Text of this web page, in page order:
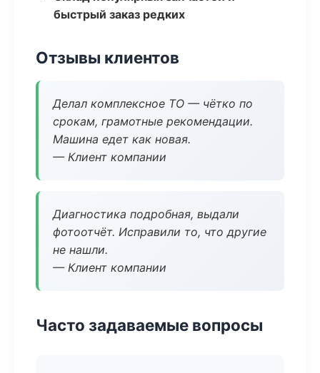
быстрый заказ редких
Отзывы клиентов
Делал комплексное ТО — чётко по
срокам, грамотные рекомендации.
Машина едет как новая.
— Клиент компании
Диагностика подробная, выдали
фотоотчёт. Исправили то, что другие
не нашли.
— Клиент компании
Часто задаваемые вопросы